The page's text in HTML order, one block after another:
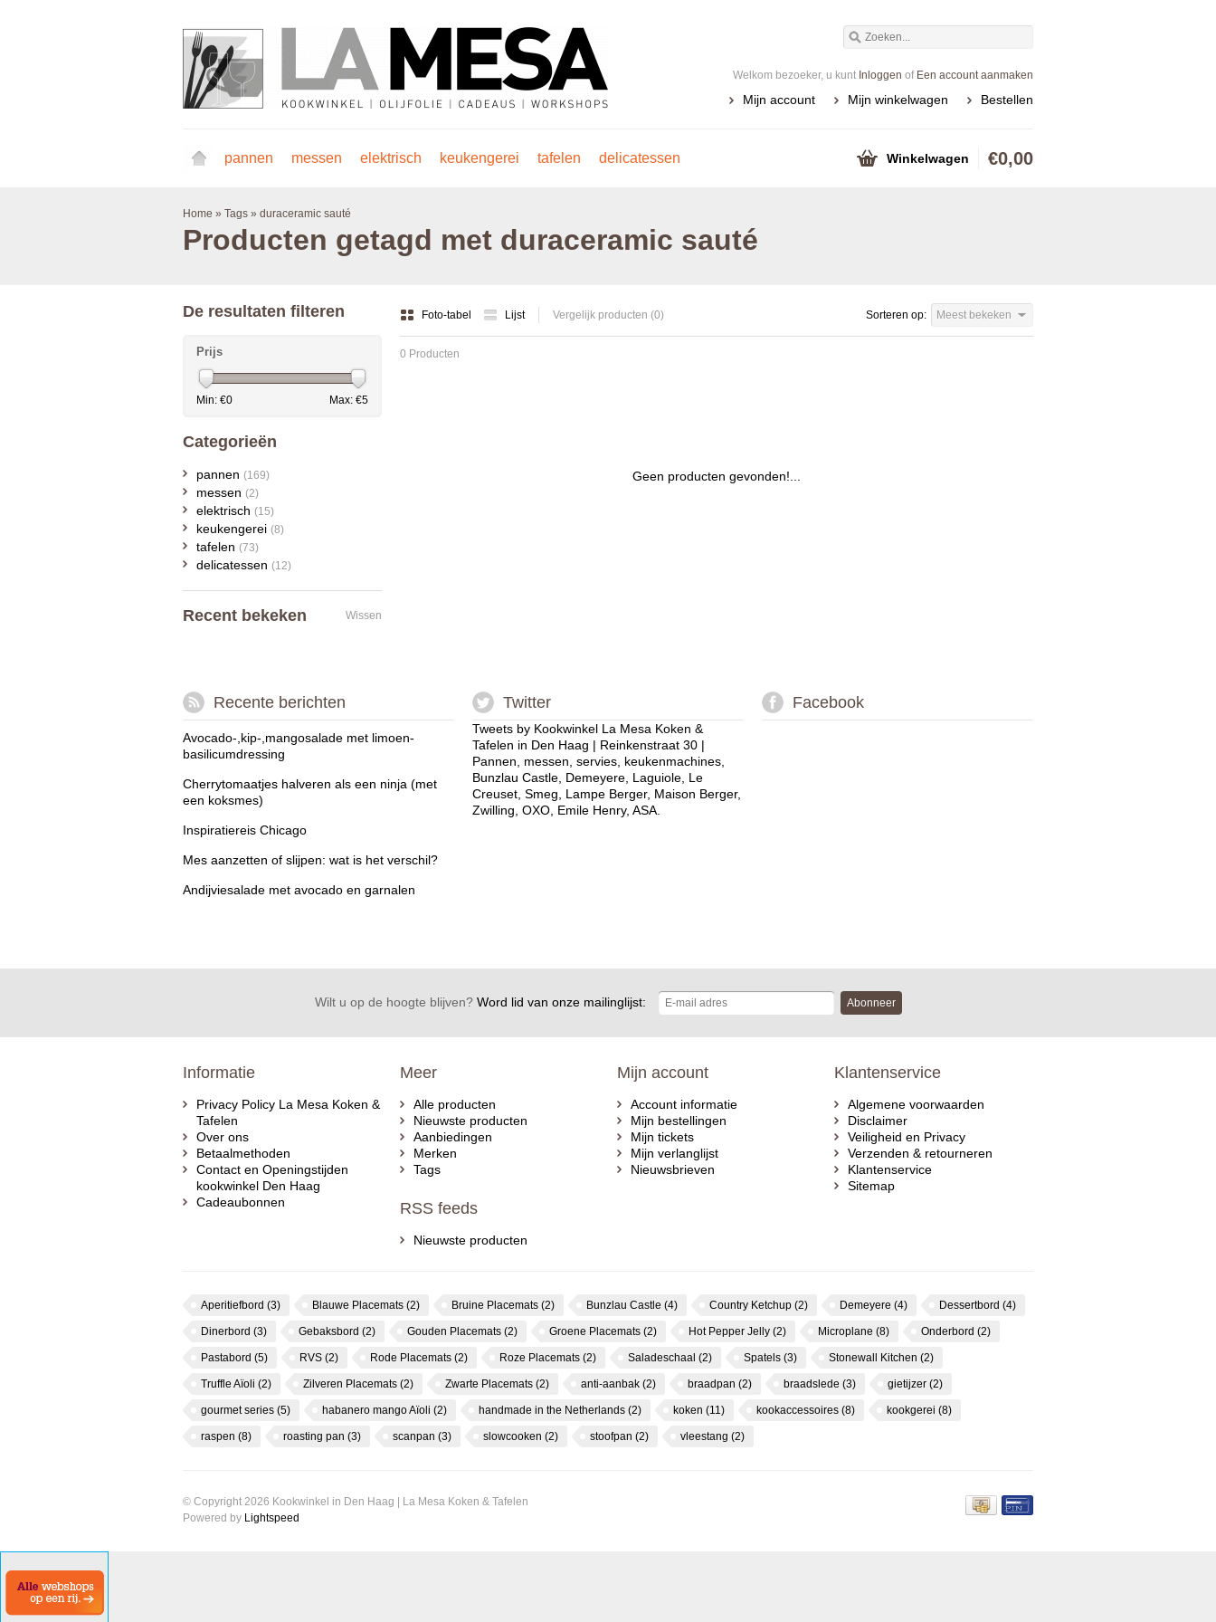
Welkom bezoeker, u kunt Inloggen of Een account aanmaken
Mijn account Mijn winkelwagen Bestellen
pannen messen elektrisch keukengerei tafelen delicatessen Winkelwagen €0,00
Home » Tags » duraceramic sauté
Producten getagd met duraceramic sauté
Foto-tabel Lijst Vergelijk producten (0) Sorteren op: Meest bekeken
0 Producten
Geen producten gevonden!...
De resultaten filteren
Prijs
Min: €0 Max: €5
Categorieën
pannen (169)
messen (2)
elektrisch (15)
keukengerei (8)
tafelen (73)
delicatessen (12)
Recent bekeken Wissen
Recente berichten
Avocado-,kip-,mangosalade met limoen-
basilicumdressing
Cherrytomaatjes halveren als een ninja (met
een koksmes)
Inspiratiereis Chicago
Mes aanzetten of slijpen: wat is het verschil?
Andijviesalade met avocado en garnalen
Twitter
Tweets by Kookwinkel La Mesa Koken &
Tafelen in Den Haag | Reinkenstraat 30 |
Pannen, messen, servies, keukenmachines,
Bunzlau Castle, Demeyere, Laguiole, Le
Creuset, Smeg, Lampe Berger, Maison Berger,
Zwilling, OXO, Emile Henry, ASA.
Facebook
Wilt u op de hoogte blijven?Word lid van onze mailinglijst: Abonneer
Informatie
Privacy Policy La Mesa Koken &
Tafelen
Over ons
Betaalmethoden
Contact en Openingstijden
kookwinkel Den Haag
Cadeaubonnen
Meer
Alle producten
Nieuwste producten
Aanbiedingen
Merken
Tags
RSS feeds
Nieuwste producten
Mijn account
Account informatie
Mijn bestellingen
Mijn tickets
Mijn verlanglijst
Nieuwsbrieven
Klantenservice
Algemene voorwaarden
Disclaimer
Veiligheid en Privacy
Verzenden & retourneren
Klantenservice
Sitemap
Aperitiefbord (3) Blauwe Placemats (2) Bruine Placemats (2) Bunzlau Castle (4) Country Ketchup (2) Demeyere (4) Dessertbord (4)
Dinerbord (3) Gebaksbord (2) Gouden Placemats (2) Groene Placemats (2) Hot Pepper Jelly (2) Microplane (8) Onderbord (2)
Pastabord (5) RVS (2) Rode Placemats (2) Roze Placemats (2) Saladeschaal (2) Spatels (3) Stonewall Kitchen (2)
Truffle Aïoli (2) Zilveren Placemats (2) Zwarte Placemats (2) anti-aanbak (2) braadpan (2) braadslede (3) gietijzer (2)
gourmet series (5) habanero mango Aïoli (2) handmade in the Netherlands (2) koken (11) kookaccessoires (8) kookgerei (8)
raspen (8) roasting pan (3) scanpan (3) slowcooken (2) stoofpan (2) vleestang (2)
© Copyright 2026 Kookwinkel in Den Haag | La Mesa Koken & Tafelen
Powered by Lightspeed